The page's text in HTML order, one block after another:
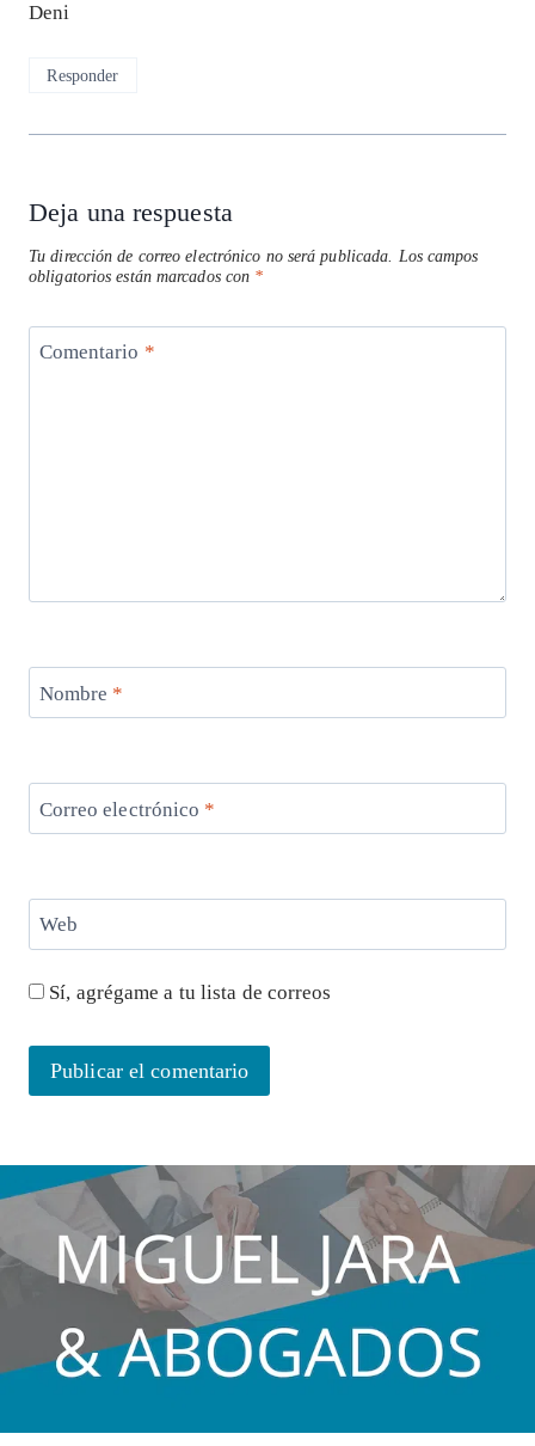
Deni
Responder
Deja una respuesta
Tu dirección de correo electrónico no será publicada. Los campos
obligatorios están marcados con *
Comentario *
Nombre *
Correo electrónico *
Web
Sí, agrégame a tu lista de correos